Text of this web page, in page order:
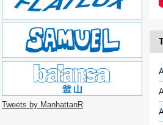
Tweets by ManhattanR